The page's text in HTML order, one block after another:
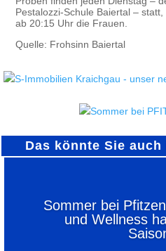
Pestalozzi-Schule Baiertal –
ab 20:15 Uhr die Frauen.
Quelle: Frohsinn Baiertal
Das könnte Sie
Sommer bei
und Wellness